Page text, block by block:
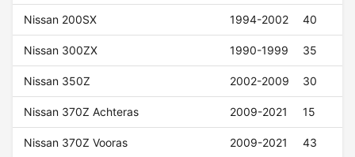
Nissan 200SX 1994-2002 40
Nissan 300ZX 1990-1999 35
Nissan 350Z 2002-2009 30
Nissan 370Z Achteras 2009-2021 15
Nissan 370Z Vooras 2009-2021 43